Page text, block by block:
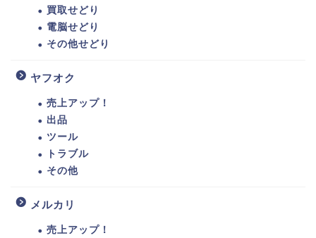
買取せどり
電脳せどり
その他せどり
ヤフオク
売上アップ！
出品
ツール
トラブル
その他
メルカリ
売上アップ！